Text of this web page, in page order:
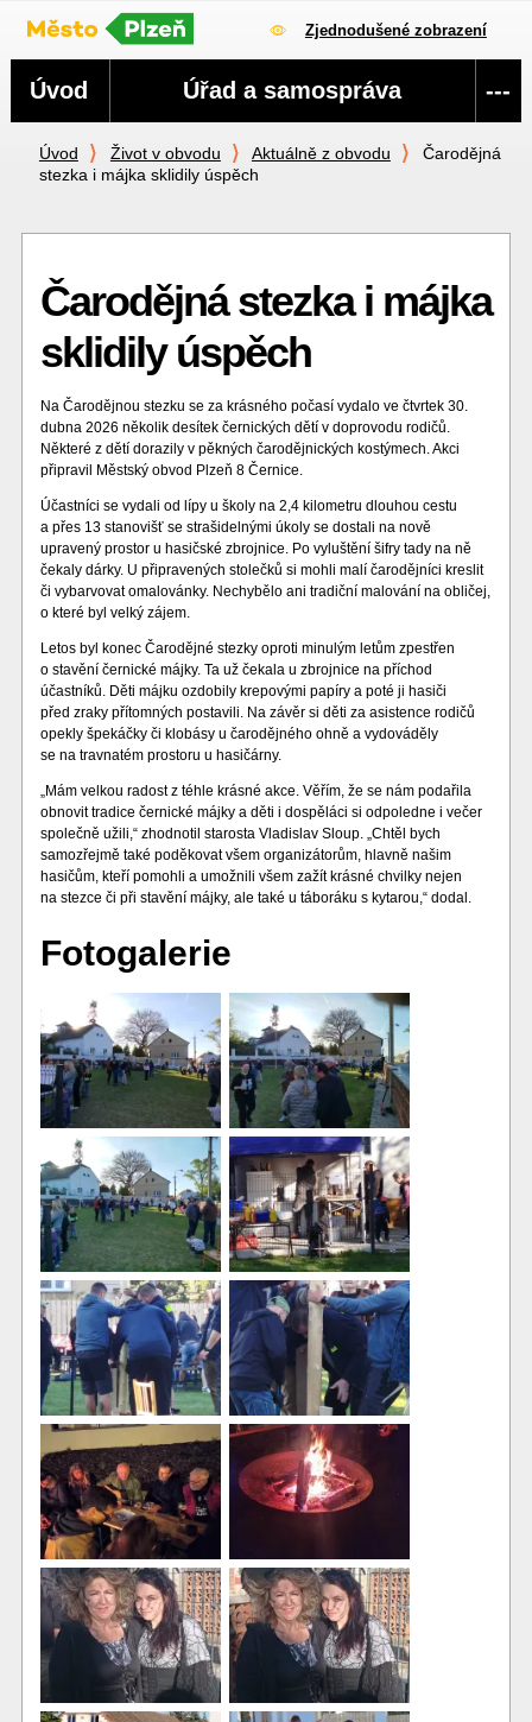
Zjednodušené zobrazení
Úvod Život v obvodu Aktuálně z obvodu
Čarodějná
stezka i májka sklidily úspěch
Čarodějná stezka i májka
sklidily úspěch
Na Čarodějnou stezku se za krásného počasí vydalo ve čtvrtek 30.
dubna 2026 několik desítek černických dětí v doprovodu rodičů.
Některé z dětí dorazily v pěkných čarodějnických kostýmech. Akci
připravil Městský obvod Plzeň 8 Černice.
Účastníci se vydali od lípy u školy na 2,4 kilometru dlouhou cestu
a přes 13 stanovišť se strašidelnými úkoly se dostali na nově
upravený prostor u hasičské zbrojnice. Po vyluštění šifry tady na ně
čekaly dárky. U připravených stolečků si mohli malí čarodějníci kreslit
či vybarvovat omalovánky. Nechybělo ani tradiční malování na obličej,
o které byl velký zájem.
Letos byl konec Čarodějné stezky oproti minulým letům zpestřen
o stavění černické májky. Ta už čekala u zbrojnice na příchod
účastníků. Děti májku ozdobily krepovými papíry a poté ji hasiči
před zraky přítomných postavili. Na závěr si děti za asistence rodičů
opekly špekáčky či klobásy u čarodějného ohně a vydováděly
se na travnatém prostoru u hasičárny.
„Mám velkou radost z téhle krásné akce. Věřím, že se nám podařila
obnovit tradice černické májky a děti i dospěláci si odpoledne i večer
společně užili,“ zhodnotil starosta Vladislav Sloup. „Chtěl bych
samozřejmě také poděkovat všem organizátorům, hlavně našim
hasičům, kteří pomohli a umožnili všem zažít krásné chvilky nejen
na stezce či při stavění májky, ale také u táboráku s kytarou,“ dodal.
Fotogalerie
Navigace
Úvod Úřad a samospráva ---